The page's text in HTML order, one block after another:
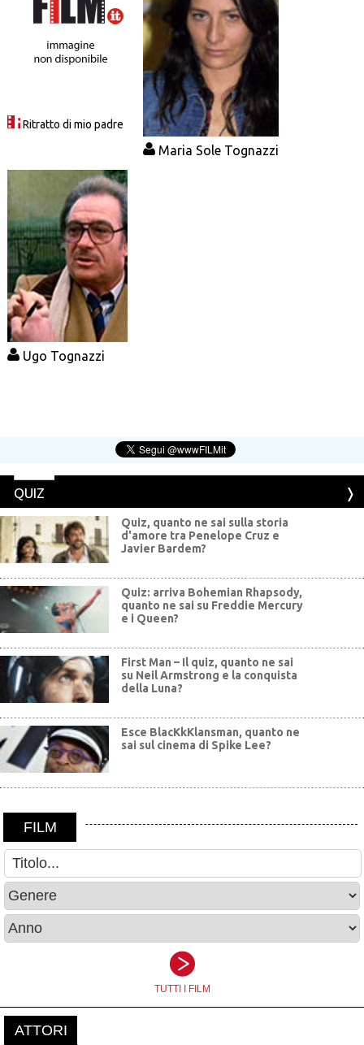
Ritratto di mio padre
Maria Sole Tognazzi
Ugo Tognazzi
QUIZ
Quiz, quanto ne sai sulla storia
d'amore tra Penelope Cruz e
Javier Bardem?
Quiz: arriva Bohemian Rhapsody,
quanto ne sai su Freddie Mercury
e i Queen?
First Man – Il quiz, quanto ne sai
su Neil Armstrong e la conquista
della Luna?
Esce BlacKkKlansman, quanto ne
sai sul cinema di Spike Lee?